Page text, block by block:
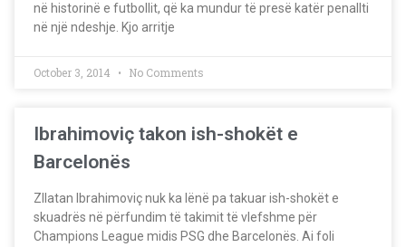
në historinë e futbollit, që ka mundur të presë katër penallti
në një ndeshje. Kjo arritje
October 3, 2014 No Comments
Ibrahimoviç takon ish-shokët e
Barcelonës
Zllatan Ibrahimoviç nuk ka lënë pa takuar ish-shokët e
skuadrës në përfundim të takimit të vlefshme për
Champions League midis PSG dhe Barcelonës. Ai foli